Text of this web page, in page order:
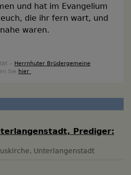
und hat im Evangelium
die ihr fern wart, und
waren.
– Herrnhuter Brüdergemeine
Sie hier
Prediger:
Unterlangenstadt